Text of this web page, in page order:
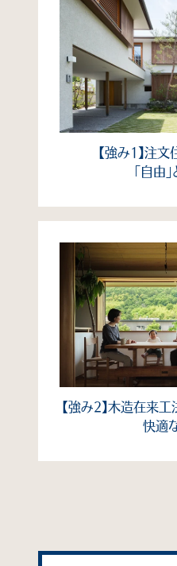
【強み1】注
「自由」
【強み2】木造在来工
快適